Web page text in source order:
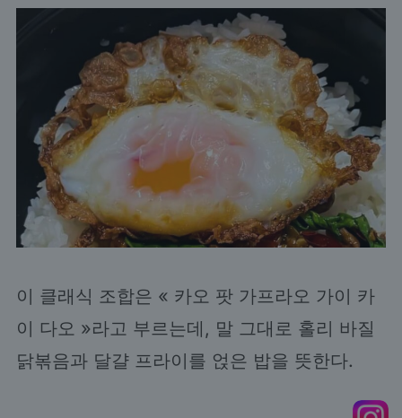
이 클래식 조합은 « 카오 팟 가프라오 가이 카
이 다오 »라고 부르는데, 말 그대로 홀리 바질
닭볶음과 달걀 프라이를 얹은 밥을 뜻한다.